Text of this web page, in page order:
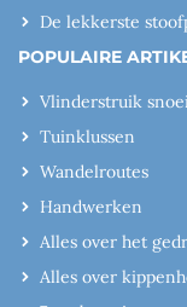
De lekkerste
POPULAIRE
Vlinderstruik
Tuinklussen
Wandelroutes
Handwerken
Alles over het
Alles over